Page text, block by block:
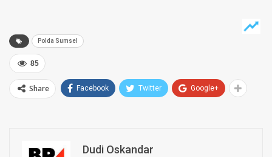
Polda Sumsel
85
Share Facebook Twitter Google+
Dudi Oskandar